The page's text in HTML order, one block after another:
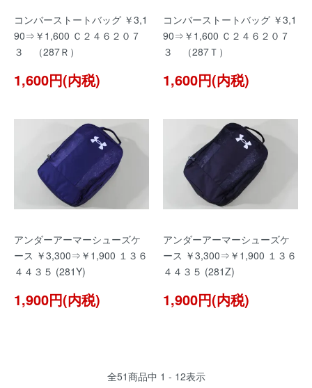
コンバーストートバッグ ￥3,1
90⇒￥1,600 Ｃ２４６２０７
３ （287Ｒ）
1,600円(内税)
コンバーストートバッグ ￥3,1
90⇒￥1,600 Ｃ２４６２０７
３ （287Ｔ）
1,600円(内税)
アンダーアーマーシューズケ
ース ￥3,300⇒￥1,900 １３６
４４３５ (281Y)
1,900円(内税)
アンダーアーマーシューズケ
ース ￥3,300⇒￥1,900 １３６
４４３５ (281Z)
1,900円(内税)
全51商品中 1 - 12表示